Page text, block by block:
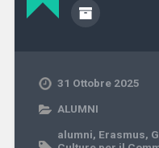
31 Ottobre 2025
ALUMNI
alumni, Erasmus,